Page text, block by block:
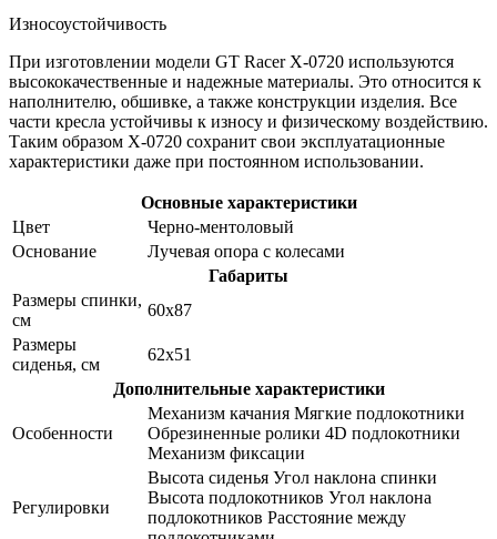
Износоустойчивость
При изготовлении модели GT Racer X-0720 используются
высококачественные и надежные материалы. Это относится к
наполнителю, обшивке, а также конструкции изделия. Все
части кресла устойчивы к износу и физическому воздействию.
Таким образом X-0720 сохранит свои эксплуатационные
характеристики даже при постоянном использовании.
Основные характеристики
Цвет
Черно-ментоловый
Основание
Лучевая опора с колесами
Габариты
Размеры спинки,
см
60х87
Размеры
сиденья, см
62х51
Дополнительные характеристики
Особенности
Механизм качания Мягкие подлокотники
Обрезиненные ролики 4D подлокотники
Механизм фиксации
Регулировки
Высота сиденья Угол наклона спинки
Высота подлокотников Угол наклона
подлокотников Расстояние между